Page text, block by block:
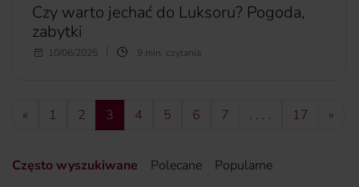
Czy warto jechać do Luksoru? Pogoda,
zabytki
Egipt niezmiennie zajmuje wysokie miejsce wśród
czy warto jechać do Luksoru? Co ciekawego w Luksorze
czeka na turystów? Oto krótki poradnik, dzięki któremu
10/06/2025 9 min. czytania
« 1 2 3 4 5 6 7 . . . . 17 »
Często wyszukiwane Polecane
Popularne